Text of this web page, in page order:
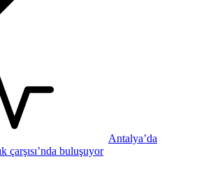
Antalya’da
çarşısı’nda buluşuyor